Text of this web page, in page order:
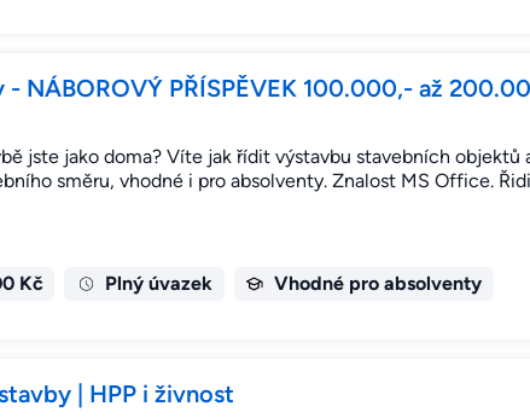
NÁBOROVÝ PŘÍSPĚVEK 100.000,- až
jste jako doma? Víte jak řídit výstavbu stavebních objektů
směru, vhodné i pro absolventy. Znalost MS Office.
Kč Plný úvazek Vhodné pro absolventy
| HPP i živnost